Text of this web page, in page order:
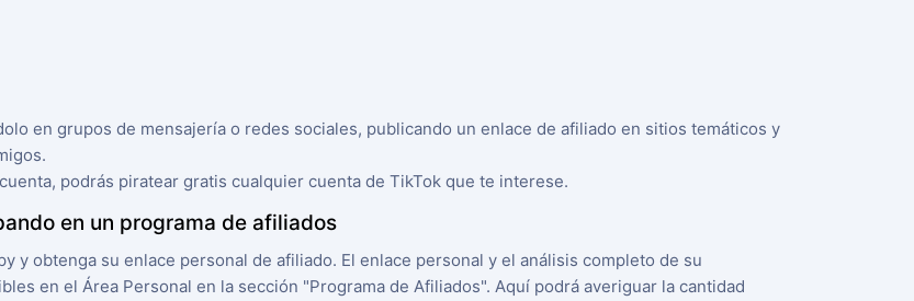
en grupos de mensajería o redes sociales, publicando un enlace de afiliado en sitios temáticos y
podrás piratear gratis cualquier cuenta de TikTok que te interese.
en un programa de afiliados
y obtenga su enlace personal de afiliado. El enlace personal y el análisis completo de su
en el Área Personal en la sección "Programa de Afiliados". Aquí podrá averiguar la cantidad